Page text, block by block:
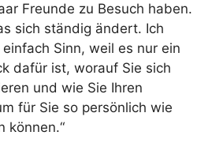
Freunde zu Besuch haben.
sich ständig ändert. Ich
Sinn, weil es nur ein
dafür ist, worauf Sie sich
und wie Sie Ihren
für Sie so persönlich wie
können.“